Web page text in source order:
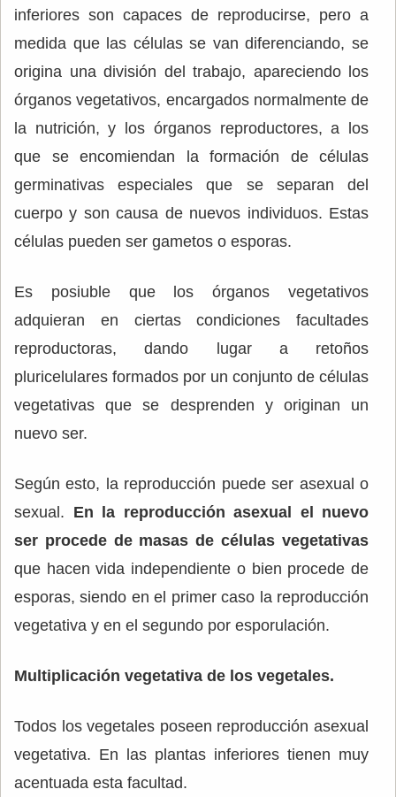
inferiores son capaces de reproducirse, pero a
medida que las células se van diferenciando, se
origina una división del trabajo, apareciendo los
órganos vegetativos, encargados normalmente de
la nutrición, y los órganos reproductores, a los
que se encomiendan la formación de células
germinativas especiales que se separan del
cuerpo y son causa de nuevos individuos. Estas
células pueden ser gametos o esporas.
Es posiuble que los órganos vegetativos
adquieran en ciertas condiciones facultades
reproductoras, dando lugar a retoños
pluricelulares formados por un conjunto de células
vegetativas que se desprenden y originan un
nuevo ser.
Según esto, la reproducción puede ser asexual o
sexual. En la reproducción asexual el nuevo
ser procede de masas de células vegetativas
que hacen vida independiente o bien procede de
esporas, siendo en el primer caso la reproducción
vegetativa y en el segundo por esporulación.
Multiplicación vegetativa de los vegetales.
Todos los vegetales poseen reproducción asexual
vegetativa. En las plantas inferiores tienen muy
acentuada esta facultad.